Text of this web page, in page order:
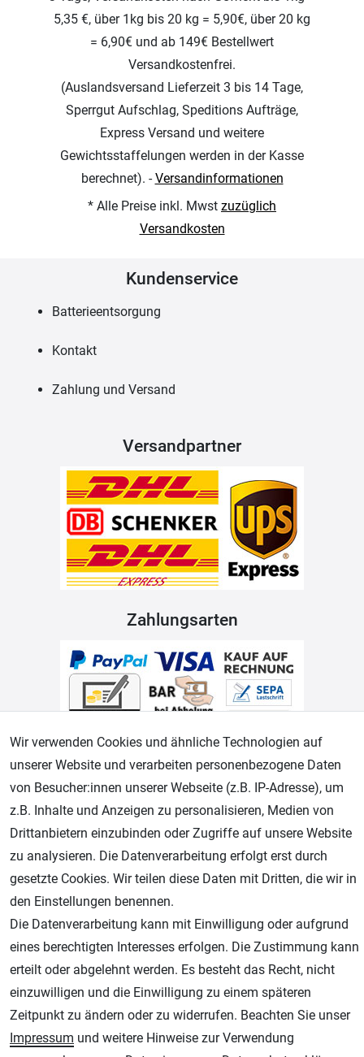
5,35 €, über 1kg bis 20 kg = 5,90€, über 20 kg
= 6,90€ und ab 149€ Bestellwert
Versandkostenfrei.
(Auslandsversand Lieferzeit 3 bis 14 Tage,
Sperrgut Aufschlag, Speditions Aufträge,
Express Versand und weitere
Gewichtsstaffelungen werden in der Kasse
berechnet). -Versandinformationen
* Alle Preise inkl. Mwst zuzüglich
Versandkosten
Kundenservice
Batterieentsorgung
Kontakt
Zahlung und Versand
Versandpartner
Zahlungsarten
Geprüfter Shop
AGB Widerrufsrecht Datenschutz Impressum
Unsere weiteren Shops:
Schmincke-City.de
Wir verwenden Cookies und ähnliche Technologien auf
unserer Website und verarbeiten personenbezogene Daten
von Besucher:innen unserer Webseite (z.B. IP-Adresse), um
z.B. Inhalte und Anzeigen zu personalisieren, Medien von
Drittanbietern einzubinden oder Zugriffe auf unsere Website
zu analysieren. Die Datenverarbeitung erfolgt erst durch
gesetzte Cookies. Wir teilen diese Daten mit Dritten, die wir in
den Einstellungen benennen.
Die Datenverarbeitung kann mit Einwilligung oder aufgrund
eines berechtigten Interesses erfolgen. Die Zustimmung kann
erteilt oder abgelehnt werden. Es besteht das Recht, nicht
einzuwilligen und die Einwilligung zu einem späteren
Zeitpunkt zu ändern oder zu widerrufen. Beachten Sie unser
Impressum und weitere Hinweise zur Verwendung